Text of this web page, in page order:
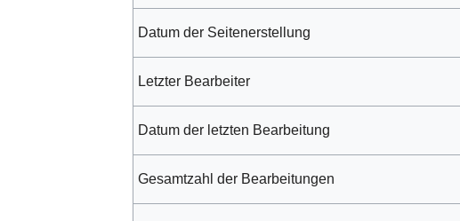
Datum der Seitenerstellung
Letzter Bearbeiter
Datum der letzten Bearbeitung
Gesamtzahl der Bearbeitungen